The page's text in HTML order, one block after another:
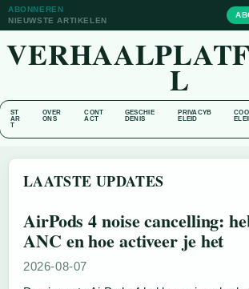
ABONNEREN
NIEUWSTE ARTIKELEN
L
ST
AR
T
OVER
ONS
CONT
ACT
GESCHIE
DENIS
PRIVACYB
ELEID
LAATSTE UPDATES
AirPods 4 noise cancelling:
ANC en hoe activeer je het
2026-08-07